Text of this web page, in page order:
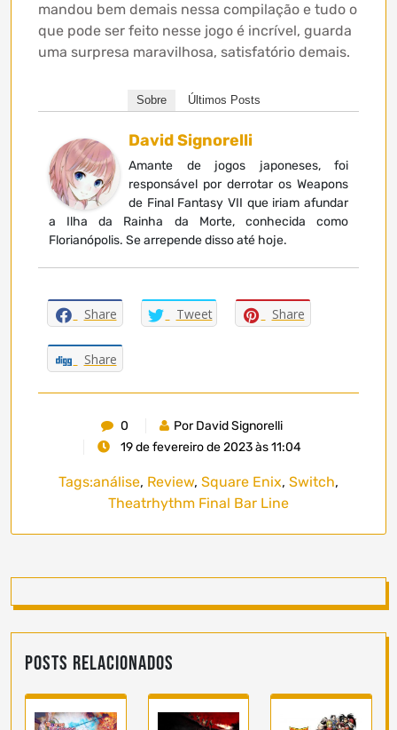
mandou bem demais nessa compilação e tudo o
que pode ser feito nesse jogo é incrível, guarda
uma surpresa maravilhosa, satisfatório demais.
Sobre Últimos Posts
David Signorelli
Amante de jogos japoneses, foi
responsável por derrotar os Weapons
de Final Fantasy VII que iriam afundar
a Ilha da Rainha da Morte, conhecida como
Florianópolis. Se arrepende disso até hoje.
Share Tweet Share
Share
0
Por David Signorelli
19 de fevereiro de 2023 às 11:04
Tags:análise, Review, Square Enix, Switch,
Theatrhythm Final Bar Line
Posts Relacionados